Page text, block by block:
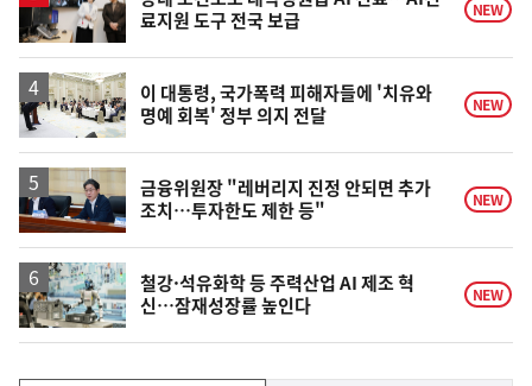
료지원 도구 전국 보급
NEW
이 대통령, 국가폭력 피해자들에 '치유와
명예 회복' 정부 의지 전달
NEW
금융위원장 "레버리지 진정 안되면 추가
조치…투자한도 제한 등"
NEW
철강·석유화학 등 주력산업 AI 제조 혁
신…잠재성장률 높인다
NEW